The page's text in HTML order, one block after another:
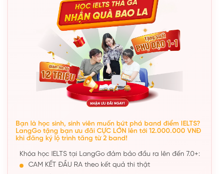
Bạn là học sinh, sinh viên muốn bứt phá band điểm IELTS?
LangGo tặng bạn ưu đãi CỰC LỚN lên tới 12.000.000 VNĐ
khi đăng ký lộ trình tăng từ 2 band!
Khóa học IELTS tại LangGo đảm bảo đầu ra lên đến 7.0+:
CAM KẾT ĐẦU RA theo kết quả thi thật